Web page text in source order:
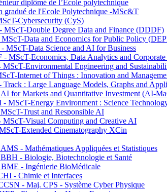
diplômé de l’École polytechnique
gradué de l'Ecole Polytechnique -MSc&T
Cybersecurity (CyS)
Double Degree Data and Finance (DDDF)
Data and Economics for Public Policy
MScT-Data Science and AI for Business
MScT-Economics, Data Analytics and Corporate
Environmental Engineering and
Internet of Things : Innovation and
: Large Language Models, Graphs and
for Markets and Quantitative Investment (AI-
MScT-Energy Environment : Science
Trust and Responsible AI
Visual Computing and Creative AI
Extended Cinematography XCin
- Mathématiques Appliquées et Statistiques
- Biologie, Biotechnologie et Santé
- Ingénierie BioMédicale
- Chimie et Interfaces
- Maj. CPS - Système Cyber Physique